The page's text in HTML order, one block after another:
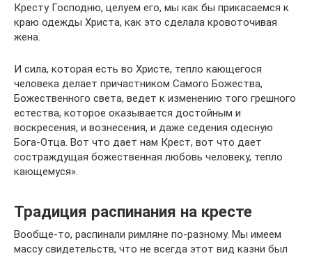
Кресту Господню, целуем его, мы как бы прикасаемся к
краю одежды Христа, как это сделала кровоточивая
жена.
И сила, которая есть во Христе, тепло кающегося
человека делает причастником Самого Божества,
Божественного света, ведет к изменению того грешного
естества, которое оказывается достойным и
воскресения, и вознесения, и даже седения одесную
Бога-Отца. Вот что дает нам Крест, вот что дает
состраждущая божественная любовь человеку, тепло
кающемуся».
Традиция распинания на кресте
Вообще-то, распинали римляне по-разному. Мы имеем
массу свидетельств, что не всегда этот вид казни был